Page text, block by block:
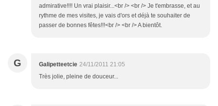
admirative!!!! Un vrai plaisir...<br /> <br /> Je t'embrasse, et au
rythme de mes visites, je vais d'ors et déjà te souhaiter de
passer de bonnes fêtes!!!<br /> <br /> A bientôt.
G Galipetteetcie 24/11/2011 21:05
Très jolie, pleine de douceur...